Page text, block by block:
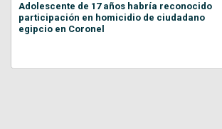
Adolescente de 17 años habría reconocido
participación en homicidio de ciudadano
egipcio en Coronel